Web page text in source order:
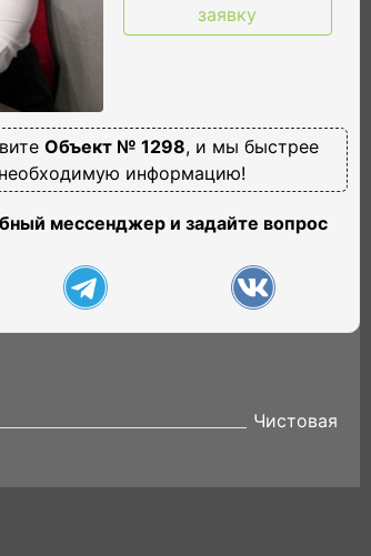
заявку
Объект № 1298, и мы быстрее
информацию!
мессенджер и задайте вопрос
Чистовая